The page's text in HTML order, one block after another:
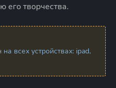
его творчества.
всех устройствах: ipad,